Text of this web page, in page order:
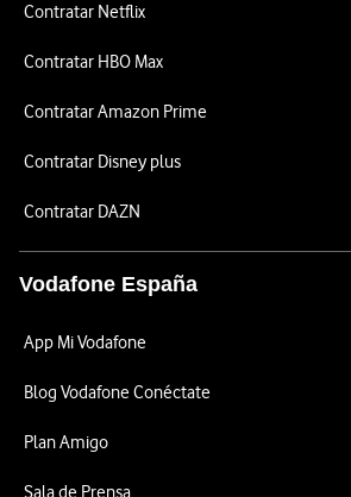
Contratar Netflix
Contratar HBO Max
Contratar Amazon Prime
Contratar Disney plus
Contratar DAZN
Vodafone España
App Mi Vodafone
Blog Vodafone Conéctate
Plan Amigo
Sala de Prensa